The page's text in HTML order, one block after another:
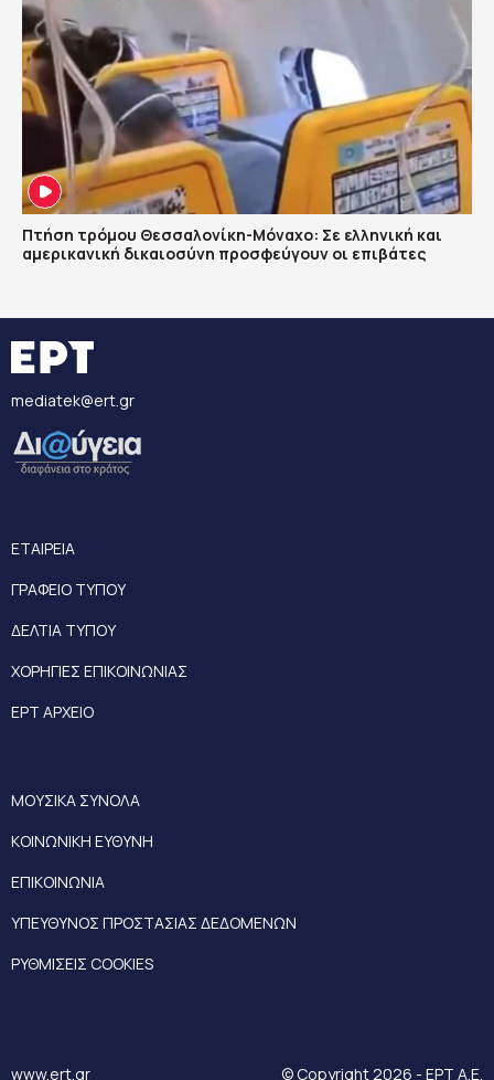
Πτήση τρόμου Θεσσαλονίκη-Μόναχο: Σε ελληνική και
αμερικανική δικαιοσύνη προσφεύγουν οι επιβάτες
mediatek@ert.gr
ΕΤΑΙΡΕΙΑ
ΓΡΑΦΕΙΟ ΤΥΠΟΥ
ΔΕΛΤΙΑ ΤΥΠΟΥ
ΧΟΡΗΓΙΕΣ ΕΠΙΚΟΙΝΩΝΙΑΣ
ΕΡΤ ΑΡΧΕΙΟ
ΜΟΥΣΙΚΑ ΣΥΝΟΛΑ
ΚΟΙΝΩΝΙΚΗ ΕΥΘΥΝΗ
ΕΠΙΚΟΙΝΩΝΙΑ
ΥΠΕΥΘΥΝΟΣ ΠΡΟΣΤΑΣΙΑΣ ΔΕΔΟΜΕΝΩΝ
ΡΥΘΜΙΣΕΙΣ COOKIES
www.ert.gr © Copyright 2026 - ΕΡΤ Α.Ε.